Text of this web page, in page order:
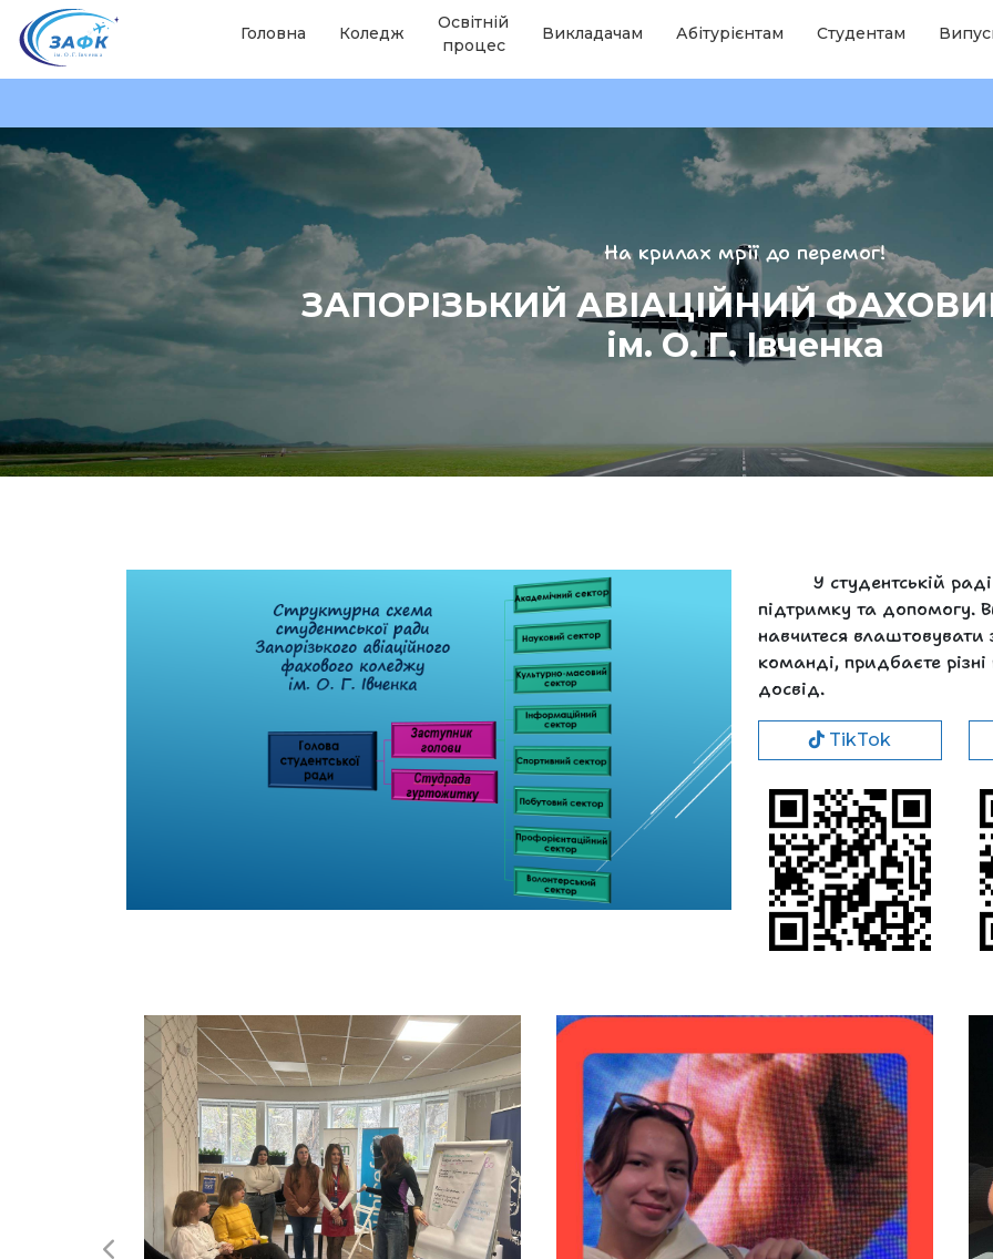
Головна Коледж
Освітній
процес
Викладачам Абітурієнтам Студентам
На крилах мрії до перемог!
ЗАПОРІЗЬКИЙ АВІАЦІЙНИЙ
ім. О. Г. Івченка
У студентській
підтримку та допомогу.
навчитеся
команді, придбаєте
досвід.
TikTok